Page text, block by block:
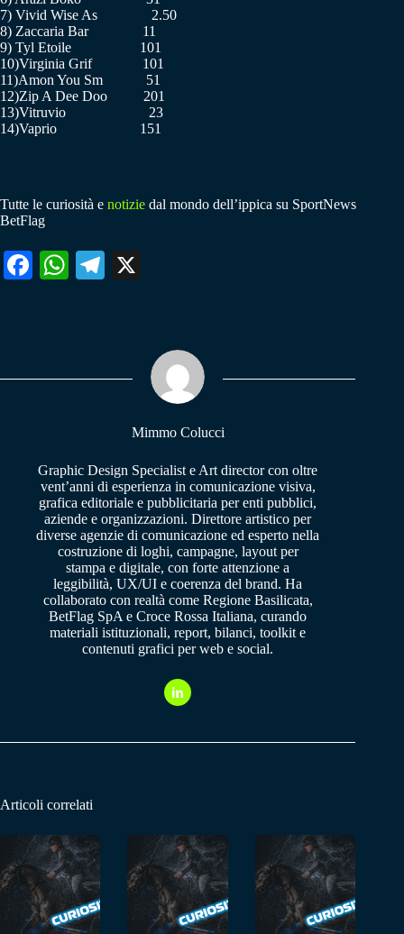
7) Vivid Wise As 2.50
8) Zaccaria Bar 11
9) Tyl Etoile 101
10)Virginia Grif 101
11)Amon You Sm 51
12)Zip A Dee Doo 201
13)Vitruvio 23
14)Vaprio 151
Tutte le curiosità e notizie dal mondo dell’ippica su SportNews
BetFlag
Fa W
pp
Te
m
Mimmo Colucci
Graphic Design Specialist e Art director con oltre
vent’anni di esperienza in comunicazione visiva,
grafica editoriale e pubblicitaria per enti pubblici,
aziende e organizzazioni. Direttore artistico per
diverse agenzie di comunicazione ed esperto nella
costruzione di loghi, campagne, layout per
stampa e digitale, con forte attenzione a
leggibilità, UX/UI e coerenza del brand. Ha
collaborato con realtà come Regione Basilicata,
BetFlag SpA e Croce Rossa Italiana, curando
materiali istituzionali, report, bilanci, toolkit e
contenuti grafici per web e social.
Articoli correlati